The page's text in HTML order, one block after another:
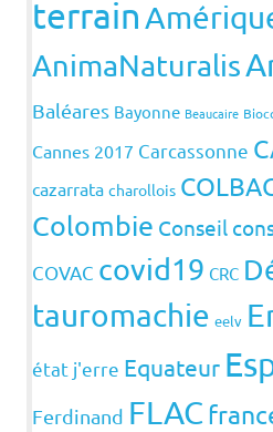
terrain
AnimaNaturalis
Baléares Bayonne Beaucaire
Cannes 2017 Carcassonne
cazarrata charollois
Colombie Conseil
COVAC covid19 CRC
tauromachie eelv
état j'erre Equateur
Ferdinand FLAC